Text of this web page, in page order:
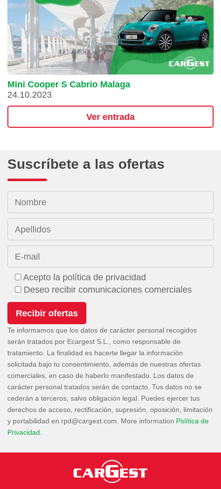
Mini Cooper S Cabrio Malaga
24.10.2023
Ver entrada
Suscríbete a las ofertas
Nombre
Apellidos
E-mail
Acepto la política de privacidad
Deseo recibir comunicaciones comerciales
Te informamos que los datos de carácter personal recogidos
serán tratados por Ecargest S.L., como responsable de
tratamiento. La finalidad es hacerte llegar la información
solicitada bajo tu consentimiento, además de nuestras ofertas
comerciales, en caso de haberlo manifestado. Los datos de
carácter personal tratados serán de contacto. Tus datos no se
cederán a terceros, salvo obligación legal. Puedes ejercer tus
derechos de acceso, rectificación, supresión, oposición, limitación
y portabilidad en
. More information Política de
Privacidad